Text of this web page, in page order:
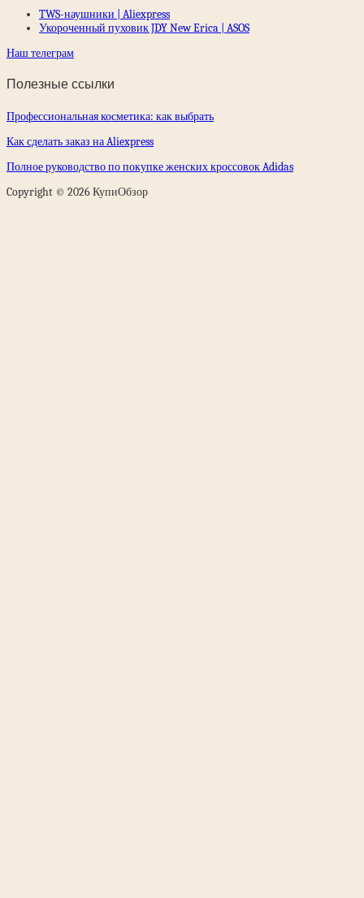
TWS-наушники | Aliexpress
Укороченный пуховик JDY New Erica | ASOS
Наш телеграм
Полезные ссылки
Профессиональная косметика: как выбрать
Как сделать заказ на Aliexpress
Полное руководство по покупке женских кроссовок Adidas
Copyright © 2026 КупиОбзор